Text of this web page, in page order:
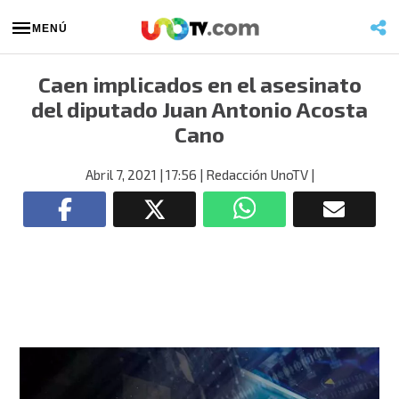
MENÚ
Caen implicados en el asesinato
del diputado Juan Antonio Acosta
Cano
Abril 7, 2021 | 17:56 | Redacción UnoTV|